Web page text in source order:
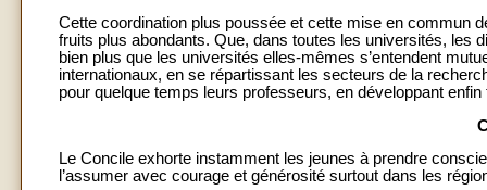
Cette coordination plus poussée et cette mise en commun
fruits plus abondants. Que, dans toutes les universités, les
bien plus que les universités elles-mêmes s’entendent
internationaux, en se répartissant les secteurs de la
pour quelque temps leurs professeurs, en développant
Le Concile exhorte instamment les jeunes à prendre
l’assumer avec courage et générosité surtout dans les